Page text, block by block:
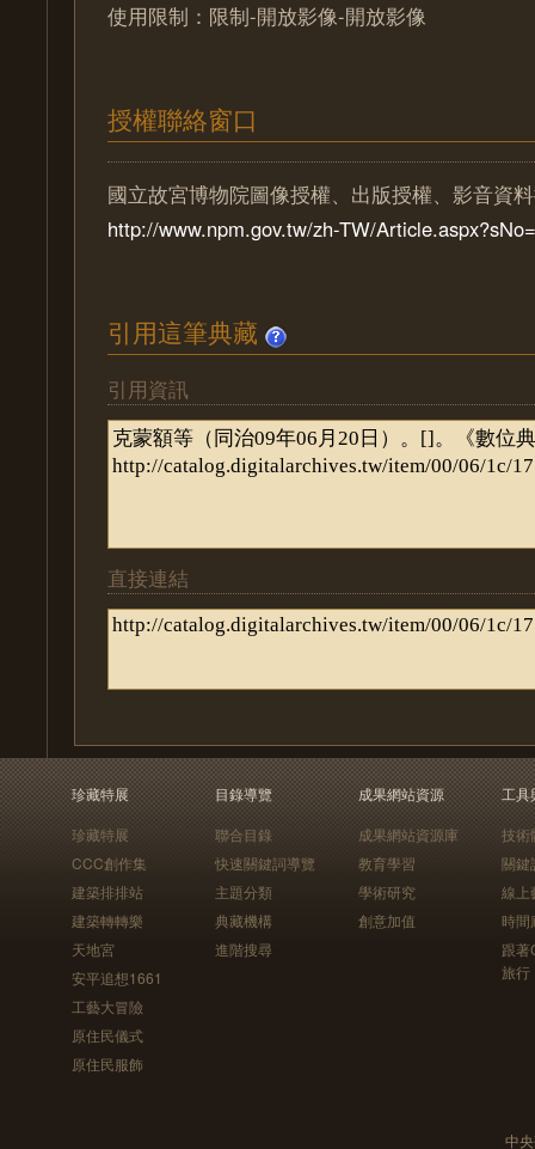
使用限制：限制-開放影像-開放影像
授權聯絡窗口
國立故宮博物院圖像授權、出版授權、影音資
http://www.npm.gov.tw/zh-TW/
引用這筆典藏
引用資訊
直接連結
珍藏特展
珍藏特展
CCC創作集
建築排排站
建築轉轉樂
天地宮
安平追想1661
工藝大冒險
原住民儀式
原住民服飾
目錄導覽
聯合目錄
快速關鍵詞導覽
主題分類
典藏機構
進階搜尋
成果網站資源
成果網站資源庫
教育學習
學術研究
創意加值
工具
技術
關鍵
線上
時間
跟
旅行
中